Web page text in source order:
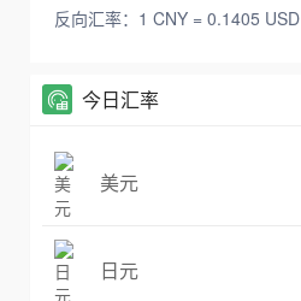
反向汇率：1 CNY = 0.1405 USD
今日汇率
美元
日元